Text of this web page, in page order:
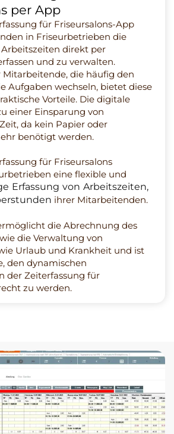
per App
für Friseursalons-App
in Friseurbetrieben die
direkt per
und zu verwalten.
Mitarbeitende, die häufig den
Aufgaben wechseln, bietet diese
Vorteile. Die digitale
einer Einsparung von
da kein Papier oder
benötigt werden.
für Friseursalons
eine flexible und
Erfassung von Arbeitszeiten,
ihrer Mitarbeitenden.
die Abrechnung des
die Verwaltung von
Urlaub und Krankheit und ist
den dynamischen
der Zeiterfassung für
zu werden.